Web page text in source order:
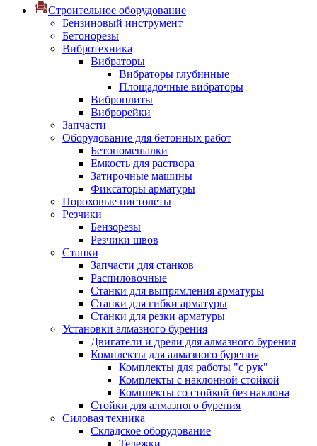
Строительное оборудование
Бензиновый инструмент
Бетонорезы
Вибротехника
Вибраторы
Вибраторы глубинные
Площадочные вибраторы
Виброплиты
Виброрейки
Запчасти
Оборудование для бетонных работ
Бетономешалки
Емкость для раствора
Затирочные машины
Фиксаторы арматуры
Пороховые пистолеты
Резчики
Бензорезы
Резчики швов
Станки
Запчасти для станков
Распиловочные
Станки для выпрямления арматуры
Станки для гибки арматуры
Станки для резки арматуры
Установки алмазного бурения
Двигатели и дрели для алмазного бурения
Комплекты для алмазного бурения
Комплекты для работы "с рук"
Комплекты с наклонной стойкой
Комплекты со стойкой без наклона
Стойки для алмазного бурения
Силовая техника
Складское оборудование
Тележки